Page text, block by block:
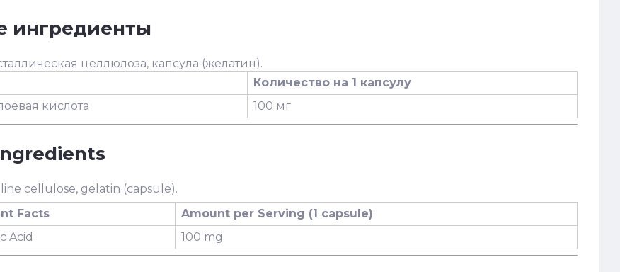
ингредиенты
целлюлоза, капсула (желатин).
Количество на 1 капсулу
кислота
100 мг
cellulose, gelatin (capsule).
Facts
Amount per Serving (1 capsule)
Acid
100 mg